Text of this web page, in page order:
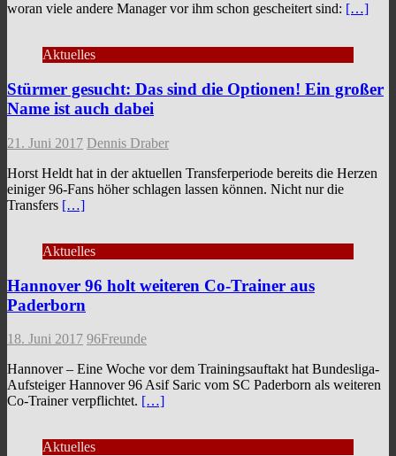
woran viele andere Manager vor ihm schon gescheitert sind: […]
Aktuelles
Stürmer gesucht: Das sind die Optionen! Ein großer
Name ist auch dabei
21. Juni 2017 Dennis Draber
Horst Heldt hat in der aktuellen Transferperiode bereits die Herzen
einiger 96-Fans höher schlagen lassen können. Nicht nur die
Transfers […]
Aktuelles
Hannover 96 holt weiteren Co-Trainer aus
Paderborn
18. Juni 2017 96Freunde
Hannover – Eine Woche vor dem Trainingsauftakt hat Bundesliga-
Aufsteiger Hannover 96 Asif Saric vom SC Paderborn als weiteren
Co-Trainer verpflichtet. […]
Aktuelles